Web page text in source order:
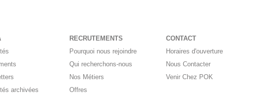
archivées
RECRUTEMENTS
Pourquoi nous rejoindre
Qui recherchons-nous
Nos Métiers
Offres
CONTACT
Horaires d'ouverture
Nous Contacter
Venir Chez POK